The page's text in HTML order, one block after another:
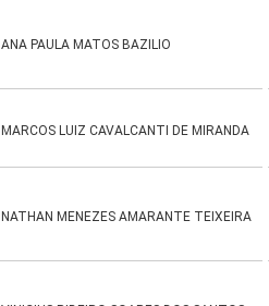
ANA PAULA MATOS BAZILIO
MARCOS LUIZ CAVALCANTI DE MIRANDA
NATHAN MENEZES AMARANTE TEIXEIRA